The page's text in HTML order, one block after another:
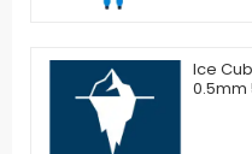
Ice
0.5mm